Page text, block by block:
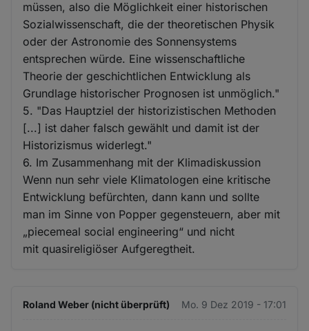
müssen, also die Möglichkeit einer historischen
Sozialwissenschaft, die der theoretischen Physik
oder der Astronomie des Sonnensystems
entsprechen würde. Eine wissenschaftliche
Theorie der geschichtlichen Entwicklung als
Grundlage historischer Prognosen ist unmöglich."
5. "Das Hauptziel der historizistischen Methoden
[...] ist daher falsch gewählt und damit ist der
Historizismus widerlegt."
6. Im Zusammenhang mit der Klimadiskussion
Wenn nun sehr viele Klimatologen eine kritische
Entwicklung befürchten, dann kann und sollte
man im Sinne von Popper gegensteuern, aber mit
„piecemeal social engineering“ und nicht
mit quasireligiöser Aufgeregtheit.
Roland Weber (nicht überprüft) Mo. 9 Dez 2019 - 17:01